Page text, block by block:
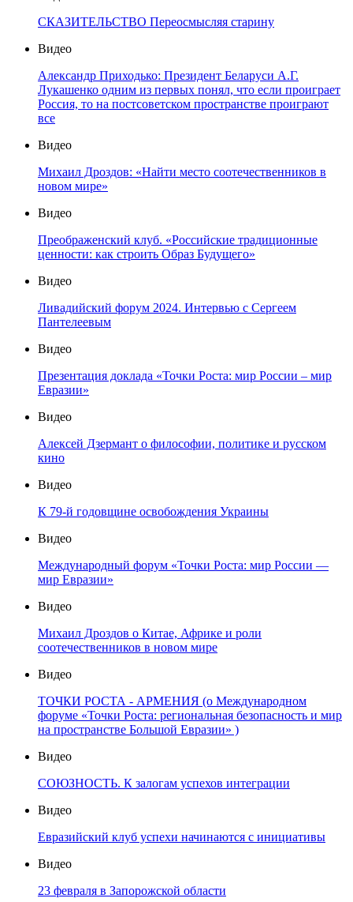
СКАЗИТЕЛЬСТВО Переосмысляя старину
Видео
Александр Приходько: Президент Беларуси А.Г.
Лукашенко одним из первых понял, что если проиграет
Россия, то на постсоветском пространстве проиграют
все
Видео
Михаил Дроздов: «Найти место соотечественников в
новом мире»
Видео
Преображенский клуб. «Российские традиционные
ценности: как строить Образ Будущего»
Видео
Ливадийский форум 2024. Интервью с Сергеем
Пантелеевым
Видео
Презентация доклада «Точки Роста: мир России – мир
Евразии»
Видео
Алексей Дзермант о философии, политике и русском
кино
Видео
К 79-й годовщине освобождения Украины
Видео
Международный форум «Точки Роста: мир России —
мир Евразии»
Видео
Михаил Дроздов о Китае, Африке и роли
соотечественников в новом мире
Видео
ТОЧКИ РОСТА - АРМЕНИЯ (о Международном
форуме «Точки Роста: региональная безопасность и мир
на пространстве Большой Евразии» )
Видео
СОЮЗНОСТЬ. К залогам успехов интеграции
Видео
Евразийский клуб успехи начинаются с инициативы
Видео
23 февраля в Запорожской области